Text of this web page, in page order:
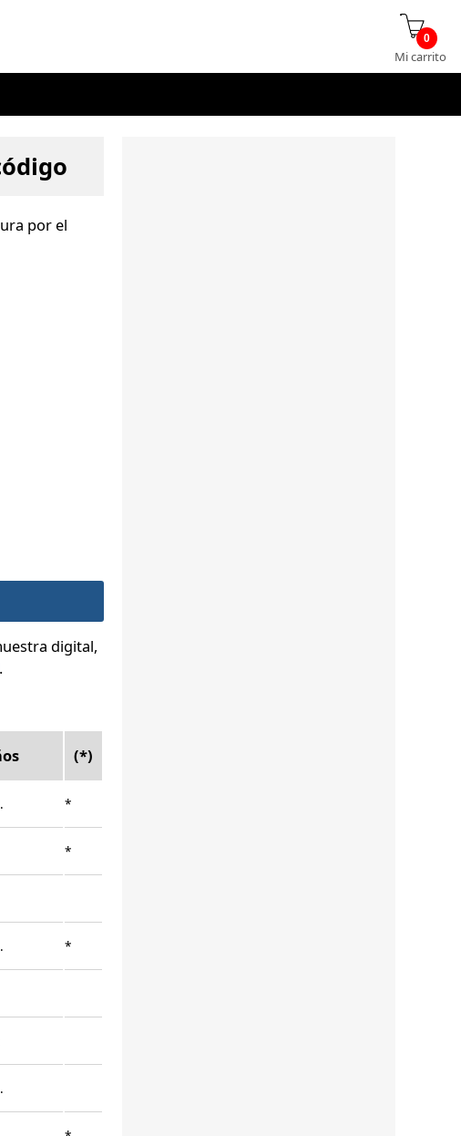
0
Mi carrito
por el
digital,
.
(*)
*
*
*